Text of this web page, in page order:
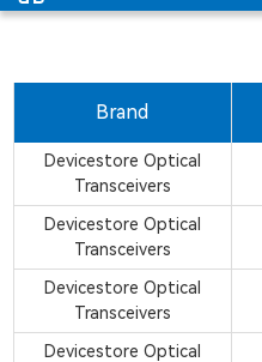
Brand
Devicestore Optical
Transceivers
Devicestore Optical
Transceivers
Devicestore Optical
Transceivers
Devicestore Optical